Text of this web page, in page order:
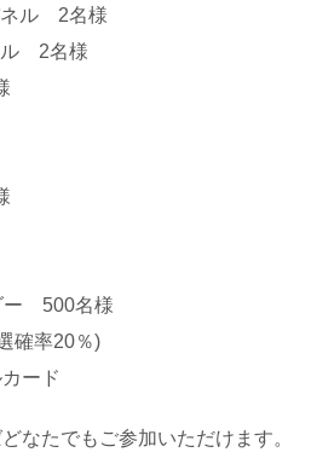
ネル 2名様
ル 2名様
ー 500名様
確率20％)
ード
なたでもご参加いただけます。